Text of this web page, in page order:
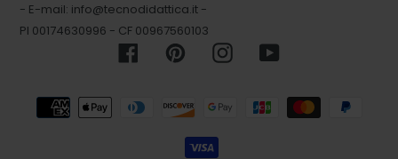
- E-mail: info@tecnodidattica.it -
PI 00174630996 - CF 00967560103
FacebookPinterestInstagram
Métodos
pago